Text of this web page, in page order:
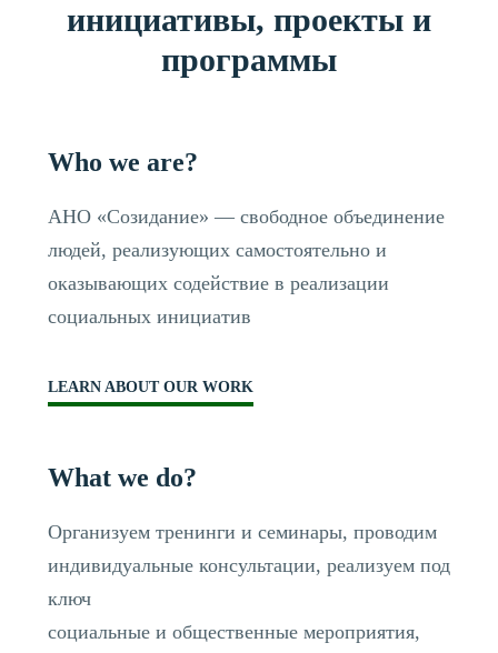
инициативы, проекты и
программы
Who we are?
АНО «Созидание» — свободное объединение
людей, реализующих самостоятельно и
оказывающих содействие в реализации
социальных инициатив
LEARN ABOUT OUR WORK
What we do?
Организуем тренинги и семинары, проводим
индивидуальные консультации, реализуем под
ключ
социальные и общественные мероприятия,